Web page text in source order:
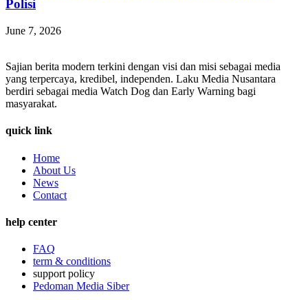
Polisi
June 7, 2026
Sajian berita modern terkini dengan visi dan misi sebagai media
yang terpercaya, kredibel, independen. Laku Media Nusantara
berdiri sebagai media Watch Dog dan Early Warning bagi
masyarakat.
quick link
Home
About Us
News
Contact
help center
FAQ
term & conditions
support policy
Pedoman Media Siber